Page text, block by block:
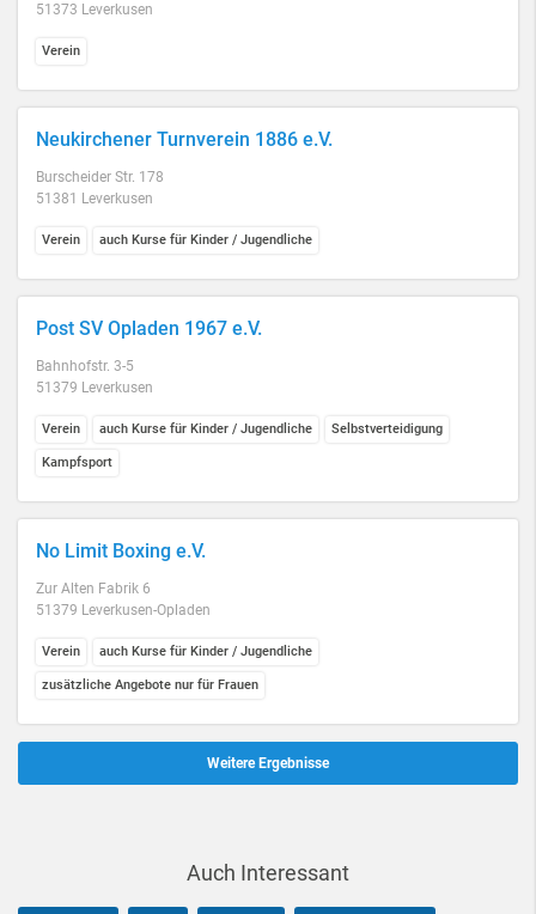
51373 Leverkusen
Verein
Neukirchener Turnverein 1886 e.V.
Burscheider Str. 178
51381 Leverkusen
Verein auch Kurse für Kinder / Jugendliche
Post SV Opladen 1967 e.V.
Bahnhofstr. 3-5
51379 Leverkusen
Verein auch Kurse für Kinder / Jugendliche Selbstverteidigung
Kampfsport
No Limit Boxing e.V.
Zur Alten Fabrik 6
51379 Leverkusen-Opladen
Verein auch Kurse für Kinder / Jugendliche
zusätzliche Angebote nur für Frauen
Weitere Ergebnisse
Auch Interessant